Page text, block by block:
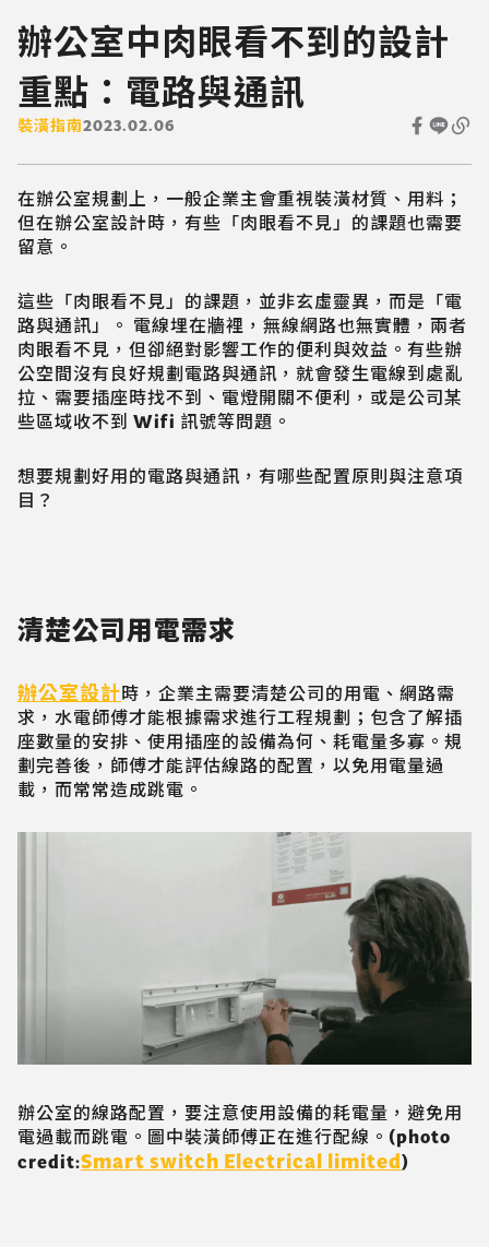
辦公室中肉眼看不到的設計
重點：電路與通訊
裝潢指南2023.02.06
在辦公室規劃上，一般企業主會重視裝潢材質、用料；
但在辦公室設計時，有些「肉眼看不見」的課題也需要
留意。
這些「肉眼看不見」的課題，並非玄虛靈異，而是「電
路與通訊」。 電線埋在牆裡，無線網路也無實體，兩者
肉眼看不見，但卻絕對影響工作的便利與效益。有些辦
公空間沒有良好規劃電路與通訊，就會發生電線到處亂
拉、需要插座時找不到、電燈開關不便利，或是公司某
些區域收不到 Wifi 訊號等問題。
想要規劃好用的電路與通訊，有哪些配置原則與注意項
目？
清楚公司用電需求
辦公室設計時，企業主需要清楚公司的用電、網路需
求，水電師傅才能根據需求進行工程規劃；包含了解插
座數量的安排、使用插座的設備為何、耗電量多寡。規
劃完善後，師傅才能評估線路的配置，以免用電量過
載，而常常造成跳電。
辦公室的線路配置，要注意使用設備的耗電量，避免用
電過載而跳電。圖中裝潢師傅正在進行配線。(photo
credit:Smart switch Electrical limited)